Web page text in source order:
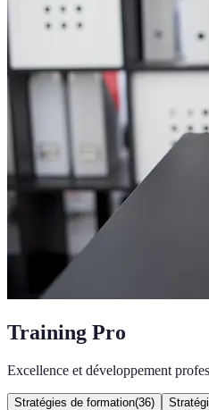
Training Pro
Excellence et développement
Stratégies de formation(36)